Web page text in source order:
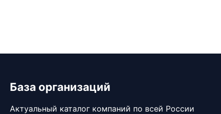
База организаций
Актуальный каталог компаний по всей России